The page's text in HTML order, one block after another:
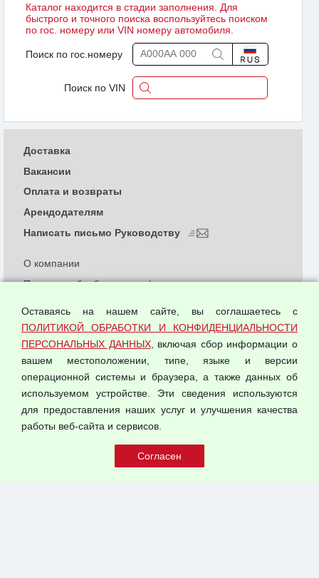
Каталог находится в стадии заполнения. Для
быстрого и точного поиска воспользуйтесь поиском
по гос. номеру или VIN номеру автомобиля.
Поиск по гос.номеру
Поиск по VIN
© 2026 ООО "Феникс"
О компании
Политика обработки и конфиденциальности
Согласием на обработку персональных данных
Оферта оптовой купли-продажи
Публичная оферта
Доставка
Вакансии
Оплата и возвраты
Арендодателям
Написать письмо Руководству
Оставаясь на нашем сайте, вы соглашаетесь с
ПОЛИТИКОЙ ОБРАБОТКИ И КОНФИДЕНЦИАЛЬНОСТИ
ПЕРСОНАЛЬНЫХ ДАННЫХ, включая сбор информации о
вашем местоположении, типе, языке и версии
операционной системы и браузера, а также данных об
используемом устройстве. Эти сведения используются
для предоставления наших услуг и улучшения качества
работы веб-сайта и сервисов.